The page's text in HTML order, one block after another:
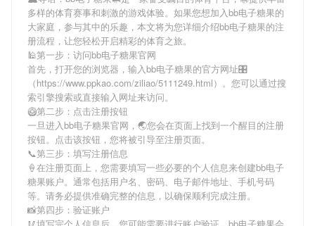
多样的体育赛事和刺激的游戏体验。如果您想加入bb电子糖果的
大家庭，参与其中的乐趣，本文将为您详细介绍bb电子糖果的注
册流程，让您轻松开启精彩的体育之旅。
🕌第一步：访问bb电子糖果官网
首先，打开您的浏览器，输入bb电子糖果的官方网址🎛
（https://www.ppkao.com/ziliao/5111249.html）。您可以通过搜
索引擎搜索或直接输入网址来访问。
🥝第二步：点击注册按钮
一旦进入bb电子糖果官网，🌏您会在页面上找到一个醒目的注册
按钮。点击该按钮，您将被引导至注册页面。
📞第三步：填写注册信息
🍦在注册页面上，您需要填写一些必要的个人信息来创建bb电子
糖果账户。通常包括用户名、密码、电子邮件地址、手机号码
等。请务必提供准确完整的信息，以确保顺利完成注册。
📸第四步：验证账户